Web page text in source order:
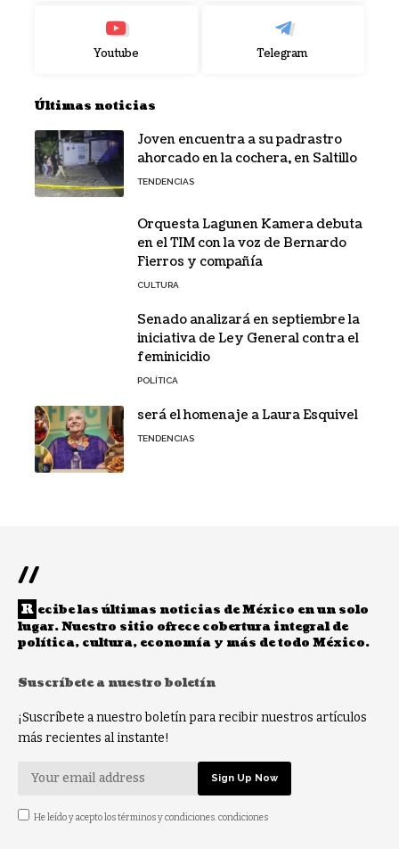
Youtube Telegram
Últimas noticias
Joven encuentra a su padrastro
ahorcado en la cochera, en Saltillo
TENDENCIAS
Orquesta Lagunen Kamera debuta
en el TIM con la voz de Bernardo
Fierros y compañía
CULTURA
Senado analizará en septiembre la
iniciativa de Ley General contra el
feminicidio
POLÍTICA
será el homenaje a Laura Esquivel
TENDENCIAS
//
R ecibe las últimas noticias de México en un solo
lugar. Nuestro sitio ofrece cobertura integral de
política, cultura, economía y más de todo México.
Suscríbete a nuestro boletín
¡Suscríbete a nuestro boletín para recibir nuestros artículos
más recientes al instante!
He leído y acepto los términos y condiciones. condiciones